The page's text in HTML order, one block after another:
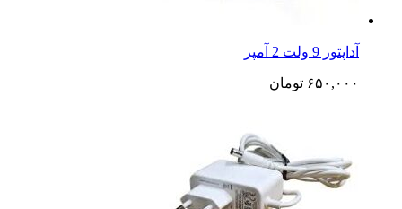
آداپتور 9 ولت 2 آمپر
۶۵۰,۰۰۰ تومان